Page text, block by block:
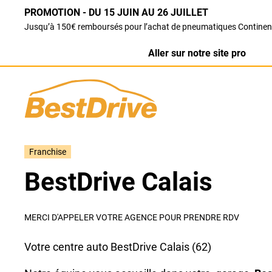
PROMOTION - DU 15 JUIN AU 26 JUILLET
Jusqu’à 150€ remboursés pour l’achat de pneumatiques
Aller sur notre site pro
Franchise
BestDrive Calais
MERCI D'APPELER VOTRE AGENCE POUR PRENDRE RDV
Votre centre auto BestDrive Calais (62)